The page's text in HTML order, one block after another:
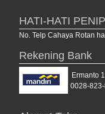
HATI-HATI
No. Telp Cahaya Rotan
Rekening Bank
Ermanto
0028-